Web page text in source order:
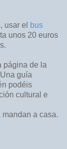
usar el
bus
unos 20 euros
página de la
guía
podéis
cultural e
a casa.